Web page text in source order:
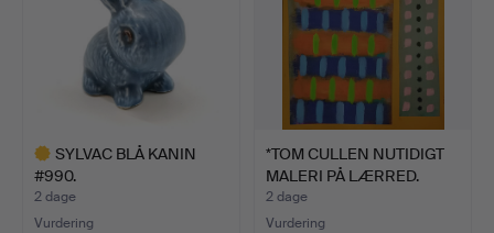
SYLVAC BLÅ KANIN
#990.
2 dage
Vurdering
*TOM CULLEN NUTIDIGT
MALERI PÅ LÆRRED.
2 dage
Vurdering